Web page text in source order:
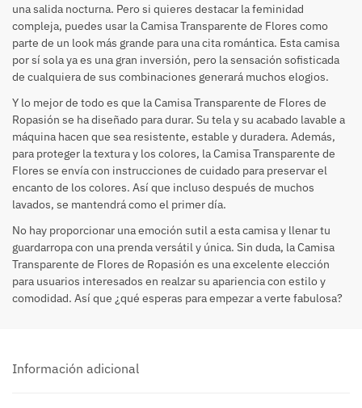
una salida nocturna. Pero si quieres destacar la feminidad
compleja, puedes usar la Camisa Transparente de Flores como
parte de un look más grande para una cita romántica. Esta camisa
por sí sola ya es una gran inversión, pero la sensación sofisticada
de cualquiera de sus combinaciones generará muchos elogios.
Y lo mejor de todo es que la Camisa Transparente de Flores de
Ropasión se ha diseñado para durar. Su tela y su acabado lavable a
máquina hacen que sea resistente, estable y duradera. Además,
para proteger la textura y los colores, la Camisa Transparente de
Flores se envía con instrucciones de cuidado para preservar el
encanto de los colores. Así que incluso después de muchos
lavados, se mantendrá como el primer día.
No hay proporcionar una emoción sutil a esta camisa y llenar tu
guardarropa con una prenda versátil y única. Sin duda, la Camisa
Transparente de Flores de Ropasión es una excelente elección
para usuarios interesados ​​en realzar su apariencia con estilo y
comodidad. Así que ¿qué esperas para empezar a verte fabulosa?
Información adicional